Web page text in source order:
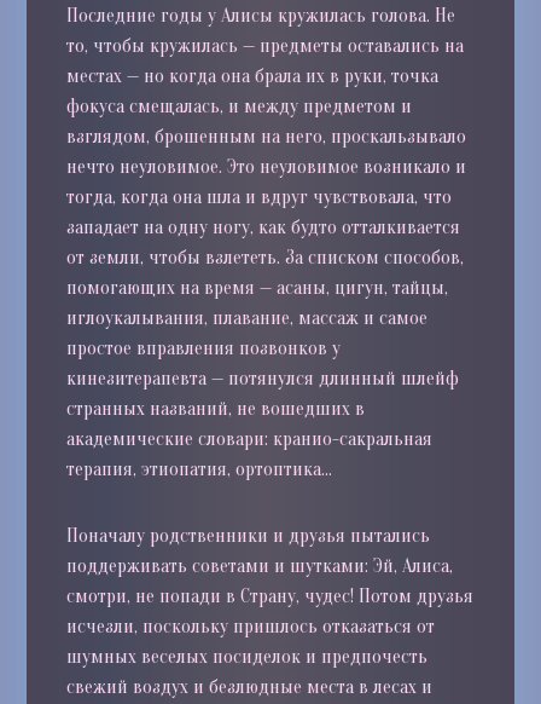
Последние годы у Алисы кружилась голова. Не
то, чтобы кружилась — предметы оставались на
местах — но когда она брала их в руки, точка
фокуса смещалась, и между предметом и
взглядом, брошенным на него, проскальзывало
нечто неуловимое. Это неуловимое возникало и
тогда, когда она шла и вдруг чувствовала, что
западает на одну ногу, как будто отталкивается
от земли, чтобы взлететь. За списком способов,
помогающих на время — асаны, цигун, тайцы,
иглоукалывания, плавание, массаж и самое
простое вправления позвонков у
кинезитерапевта — потянулся длинный шлейф
странных названий, не вошедших в
академические словари: кранио-сакральная
терапия, этиопатия, ортоптика…
Поначалу родственники и друзья пытались
поддерживать советами и шутками: Эй, Алиса,
смотри, не попади в Страну, чудес! Потом друзья
исчезли, поскольку пришлось отказаться от
шумных веселых посиделок и предпочесть
свежий воздух и безлюдные места в лесах и